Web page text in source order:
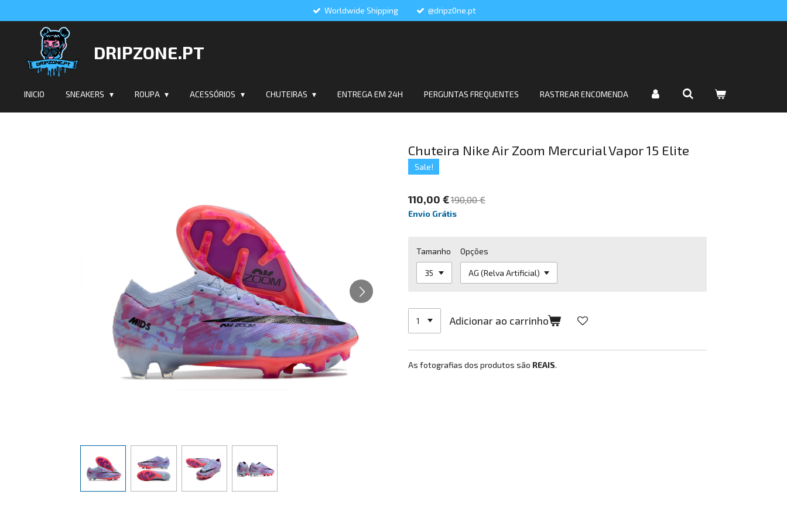
conteúdo
principal
Worldwide Shipping @dripz0ne.pt
DRIPZONE.PT
INICIO SNEAKERS ROUPA ACESSÓRIOS CHUTEIRAS ENTREGA EM 24H PERGUNTAS FREQUENTES RASTREAR ENCOMENDA
Chuteira Nike Air Zoom Mercurial Vapor 15 Elite
Sale!
110,00 €190,00 €
Envio Grátis
Tamanho Opções
Adicionar ao carrinho
As fotografias dos produtos são REAIS.